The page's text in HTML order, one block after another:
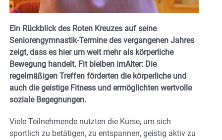
Ein Rückblick des Roten Kreuzes auf seine
Seniorengymnastik-Termine des vergangenen Jahres
zeigt, dass es hier um weit mehr als körperliche
Bewegung handelt. Fit bleiben imAlter: Die
regelmäßigen Treffen förderten die körperliche und
auch die geistige Fitness und ermöglichten wertvolle
soziale Begegnungen.
Viele Teilnehmende nutzten die Kurse, um sich
sportlich zu betätigen, zu entspannen, geistig aktiv zu